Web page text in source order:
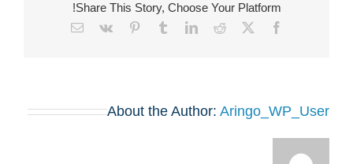
Share This Story, Choose Your Platform!
Facebook
X
Reddit
LinkedIn
Tumblr
Pinterest
Vk
Email
About the Author: Aringo_WP_User